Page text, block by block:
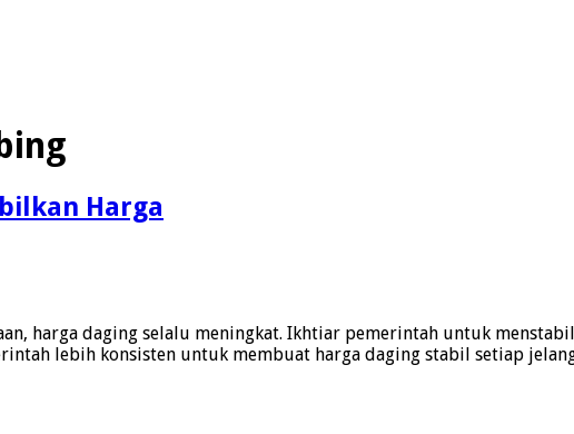
Harga
harga daging selalu meningkat. Ikhtiar pemerintah untuk
lebih konsisten untuk membuat harga daging stabil setiap